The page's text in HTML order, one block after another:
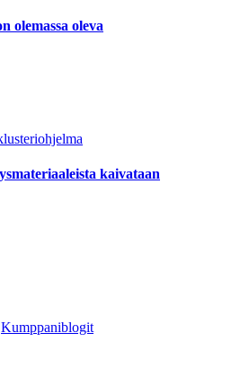
olemassa oleva
kaivataan
Kumppaniblogit